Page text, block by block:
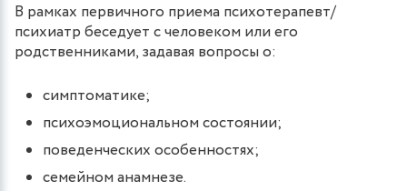
В рамках первичного приема психотерапевт/
психиатр беседует с человеком или его
родственниками, задавая вопросы о:
симптоматике;
психоэмоциональном состоянии;
поведенческих особенностях;
семейном анамнезе.